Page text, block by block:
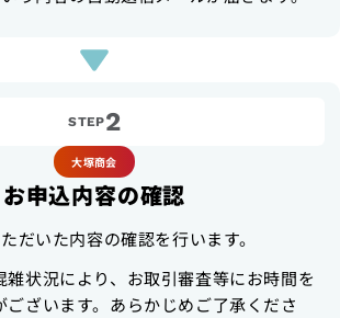
STEP2
大塚商会
お申込内容の確認
だいた内容の確認を行います。
雑状況により、お取引審査等にお時間を
ございます。あらかじめご了承くださ